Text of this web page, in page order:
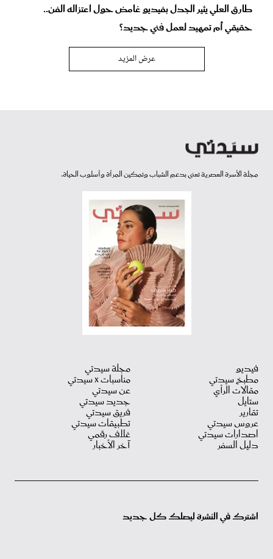
طارق العلي يثير الجدل بفيديو غامض حول اعتزاله الفن..
حقيقي أم تمهيد لعمل فني جديد؟
عرض المزيد
مجلة الأسرة العصرية تعنى بدعم الشباب وتمكين المرأة وأسلوب الحياة.
فيديو
مطبخ سيدتي
مقالات الرأي
ستايل
تقارير
عروس سيدتي
اصدارات سيدتي
دليل السفر
مجلة سيدتي
مناسبات X سيدتي
عن سيدتي
جديد سيدتي
فريق سيدتي
تطبيقات سيدتي
غلاف رقمي
آخر الأخبار
اشترك في النشرة ليصلك كل جديد